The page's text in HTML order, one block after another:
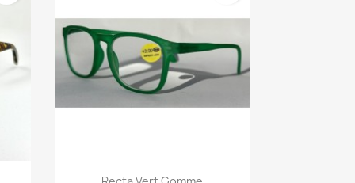
Vista rápida